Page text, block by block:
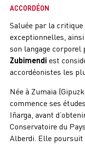
ACCORDÉON
Saluée par la
exceptionnelles,
son langage corporel
Zubimendiest
accordéonistes les
Née à Zumaia
commence ses
Iñarga, avant
Conservatoire du
Alberdi. Elle